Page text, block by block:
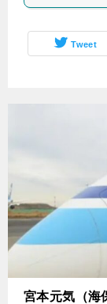
Tweet
宮本元気（海